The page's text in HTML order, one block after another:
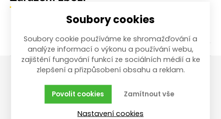
Vědra a nádoby
Vše o nákupu
Obchodní podmínky
Reklamace,
vrácení, servis
Soubory cookies
Soubory cookie používáme ke shromažďování a
analýze informací o výkonu a používání webu,
zajištění fungování funkcí ze sociálních médií a ke
zlepšení a přizpůsobení obsahu a reklam.
Zamítnout vše
Povolit cookies
Nastavení cookies